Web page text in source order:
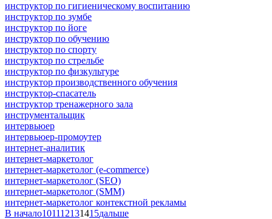
инструктор по гигиеническому воспитанию
инструктор по зумбе
инструктор по йоге
инструктор по обучению
инструктор по спорту
инструктор по стрельбе
инструктор по физкультуре
инструктор производственного обучения
инструктор-спасатель
инструктор тренажерного зала
инструментальщик
интервьюер
интервьюер-промоутер
интернет-аналитик
интернет-маркетолог
интернет-маркетолог (e-commerce)
интернет-маркетолог (SEO)
интернет-маркетолог (SMM)
интернет-маркетолог контекстной рекламы
В начало101112131415дальше